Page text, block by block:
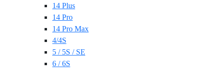
14 Plus
14 Pro
14 Pro Max
4/4S
5 / 5S / SE
6 / 6S